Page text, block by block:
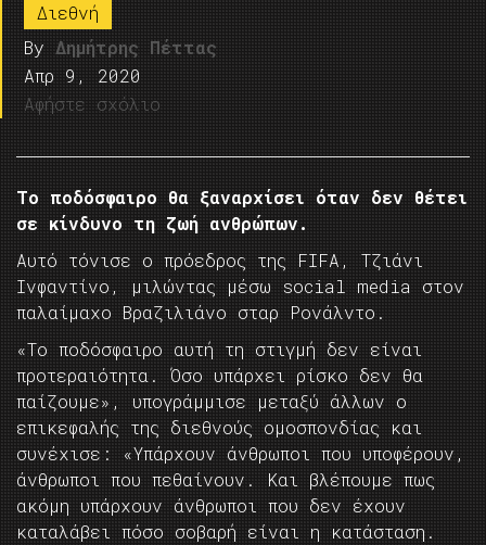
Διεθνή
By Δημήτρης Πέττας
Απρ 9, 2020
Αφήστε σχόλιο
Το ποδόσφαιρο θα ξαναρχίσει όταν δεν θέτει
σε κίνδυνο τη ζωή ανθρώπων.
Αυτό τόνισε ο πρόεδρος της FIFA, Τζιάνι
Ινφαντίνο, μιλώντας μέσω social media στον
παλαίμαχο Βραζιλιάνο σταρ Ρονάλντο.
«Το ποδόσφαιρο αυτή τη στιγμή δεν είναι
προτεραιότητα. Όσο υπάρχει ρίσκο δεν θα
παίζουμε», υπογράμμισε μεταξύ άλλων ο
επικεφαλής της διεθνούς ομοσπονδίας και
συνέχισε: «Υπάρχουν άνθρωποι που υποφέρουν,
άνθρωποι που πεθαίνουν. Και βλέπουμε πως
ακόμη υπάρχουν άνθρωποι που δεν έχουν
καταλάβει πόσο σοβαρή είναι η κατάσταση.